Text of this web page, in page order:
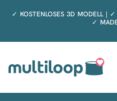
Inhalt✓ KOSTENLOSES 3D MODELL |
✓